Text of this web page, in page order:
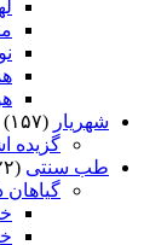
شهریار (۱۵۷)
گزیده
طب سنتی (۲۲)
گیاهان